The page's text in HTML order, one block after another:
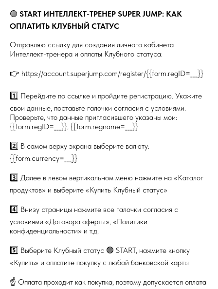
🟢 START ИНТЕЛЛЕКТ-ТРЕНЕР SUPER JUMP: КАК
ОПЛАТИТЬ КЛУБНЫЙ СТАТУС
Отправляю ссылку для создания личного кабинета
Интеллект-тренера и оплаты Клубного статуса:
👉 https://account.superjump.com/register/{{form.regID=___}}
1️⃣ Перейдите по ссылке и пройдите регистрацию. Укажите
свои данные, поставьте галочки согласия с условиями.
Проверьте, что данные пригласившего указаны мои:
{{form.regID=___}}, {{form.regname=___}}
2️⃣ В самом верху экрана выберите валюту:
{{form.currency=___}}
3️⃣ Далее в левом вертикальном меню нажмите на «Каталог
продуктов» и выберите «Купить Клубный статус»
4️⃣ Внизу страницы нажмите все галочки согласия с
условиями «Договора оферты», «Политики
конфиденциальности» и т.д.
5️⃣ Выберите Клубный статус 🟢 START, нажмите кнопку
«Купить» и оплатите покупку с любой банковской карты
☝️ Оплата проходит как покупка, поэтому допускается оплата